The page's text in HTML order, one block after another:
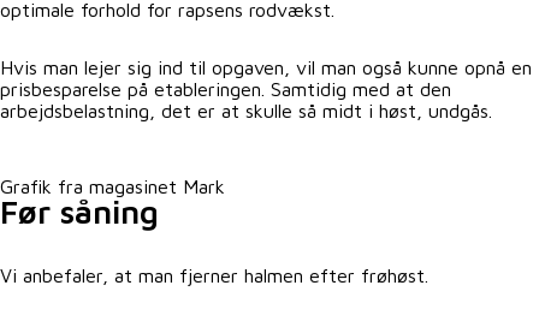
optimale forhold for rapsens rodvækst.
Hvis man lejer sig ind til opgaven, vil man også kunne opnå en
prisbesparelse på etableringen. Samtidig med at den
arbejdsbelastning, det er at skulle så midt i høst, undgås.
Grafik fra magasinet Mark
Før såning
Vi anbefaler, at man fjerner halmen efter frøhøst.